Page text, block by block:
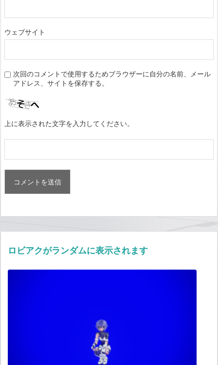
ウェブサイト
次回のコメントで使用するためブラウザーに自分の名前、メール
アドレス、サイトを保存する。
上に表示された文字を入力してください。
ロビアクがランダムに表示されます